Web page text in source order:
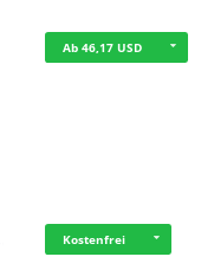
Ab 46,17 USD
Kostenfrei